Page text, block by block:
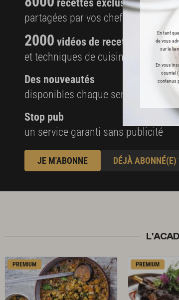
En tant
de vous
sur le
En vous
courriel
contenus
recettes exclusives
partagées par vos chefs préférés
2000 vidéos de recettes
et techniques de cuisine et pâtisserie
Des nouveautés
disponibles chaque semaine
Stop pub
un service garanti sans publicité
JE M'ABONNE DÉJÀ ABONNÉ(E)
PREMIUM PREMIUM